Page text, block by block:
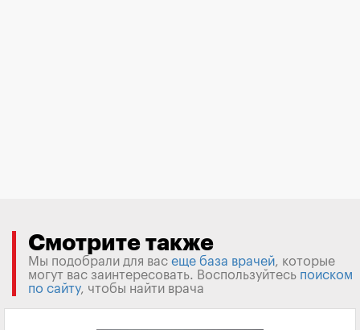
Смотрите также
Мы подобрали для вас еще база врачей, которые
могут вас заинтересовать. Воспользуйтесь поиском
по сайту, чтобы найти врача